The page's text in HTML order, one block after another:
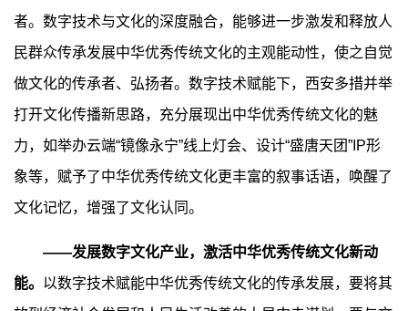
者。数字技术与文化的深度融合，能够进一步激发和释放人
民群众传承发展中华优秀传统文化的主观能动性，使之自觉
做文化的传承者、弘扬者。数字技术赋能下，西安多措并举
打开文化传播新思路，充分展现出中华优秀传统文化的魅
力，如举办云端“镜像永宁”线上灯会、设计“盛唐天团”IP形
象等，赋予了中华优秀传统文化更丰富的叙事话语，唤醒了
文化记忆，增强了文化认同。
——发展数字文化产业，激活中华优秀传统文化新动
能。 以数字技术赋能中华优秀传统文化的传承发展，要将其